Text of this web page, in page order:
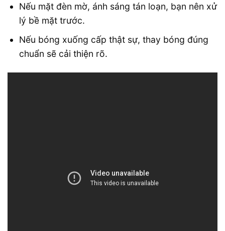
Nếu mặt đèn mờ, ánh sáng tán loạn, bạn nên xử
lý bề mặt trước.
Nếu bóng xuống cấp thật sự, thay bóng đúng
chuẩn sẽ cải thiện rõ.